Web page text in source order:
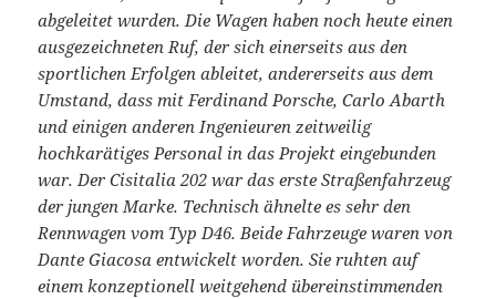
abgeleitet wurden. Die Wagen haben noch heute einen
ausgezeichneten Ruf, der sich einerseits aus den
sportlichen Erfolgen ableitet, andererseits aus dem
Umstand, dass mit Ferdinand Porsche, Carlo Abarth
und einigen anderen Ingenieuren zeitweilig
hochkarätiges Personal in das Projekt eingebunden
war. Der Cisitalia 202 war das erste Straßenfahrzeug
der jungen Marke. Technisch ähnelte es sehr den
Rennwagen vom Typ D46. Beide Fahrzeuge waren von
Dante Giacosa entwickelt worden. Sie ruhten auf
einem konzeptionell weitgehend übereinstimmenden